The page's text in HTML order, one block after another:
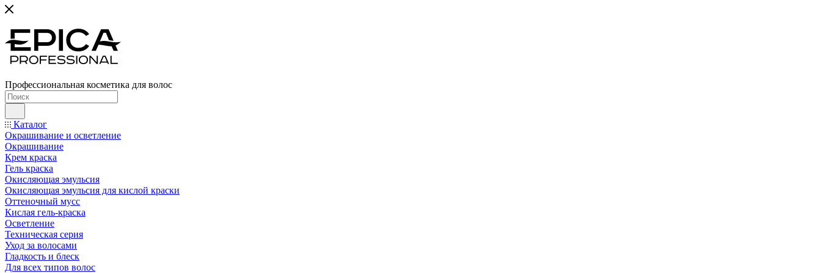
Профессиональная косметика для волос
Каталог
Окрашивание и осветление
Окрашивание
Крем краска
Гель краска
Окисляющая эмульсия
Окисляющая эмульсия для кислой краски
Оттеночный мусс
Кислая гель-краска
Осветление
Техническая серия
Уход за волосами
Гладкость и блеск
Для всех типов волос